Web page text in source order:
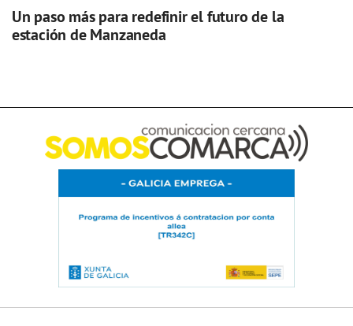
Un paso más para redefinir el futuro de la
estación de Manzaneda